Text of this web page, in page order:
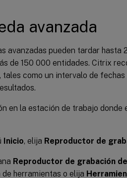
avanzada
avanzadas pueden tardar hasta
de 150 000 entidades. Citrix
tales como un intervalo de
en la estación de trabajo
Inicio, elija Reproductor de
Reproductor de grabación
de herramientas o elija